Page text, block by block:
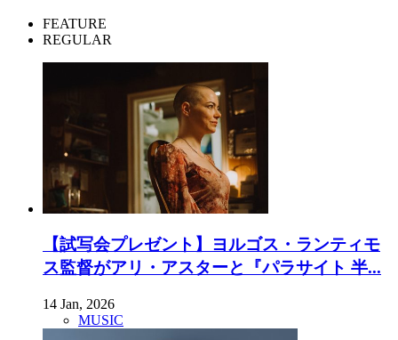
FEATURE
REGULAR
【試写会プレゼント】ヨルゴス・ランティモ
ス監督がアリ・アスターと『パラサイト 半...
14 Jan, 2026
MUSIC